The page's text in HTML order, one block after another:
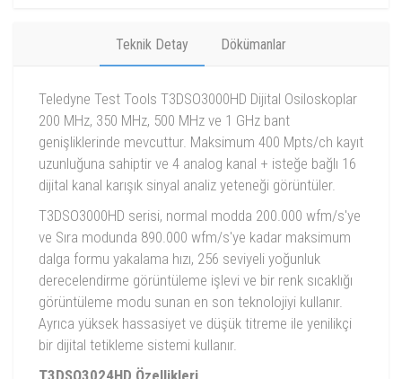
Teknik Detay Dökümanlar
Teledyne Test Tools T3DSO3000HD Dijital Osiloskoplar
200 MHz, 350 MHz, 500 MHz ve 1 GHz bant
genişliklerinde mevcuttur. Maksimum 400 Mpts/ch kayıt
uzunluğuna sahiptir ve 4 analog kanal + isteğe bağlı 16
dijital kanal karışık sinyal analiz yeteneği görüntüler.
T3DSO3000HD serisi, normal modda 200.000 wfm/s'ye
ve Sıra modunda 890.000 wfm/s'ye kadar maksimum
dalga formu yakalama hızı, 256 seviyeli yoğunluk
derecelendirme görüntüleme işlevi ve bir renk sıcaklığı
görüntüleme modu sunan en son teknolojiyi kullanır.
Ayrıca yüksek hassasiyet ve düşük titreme ile yenilikçi
bir dijital tetikleme sistemi kullanır.
T3DSO3024HD Özellikleri